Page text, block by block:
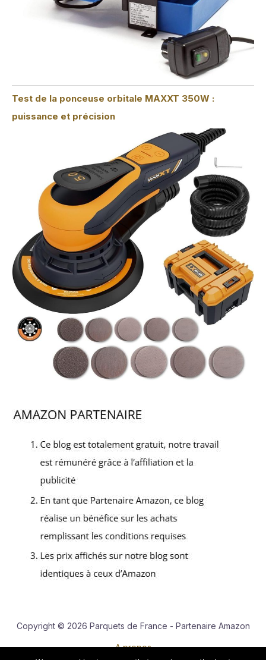
Test de la ponceuse orbitale MAXXT 350W :
puissance et précision
Copyright © 2026 Parquets de France - Partenaire Amazon
A propos